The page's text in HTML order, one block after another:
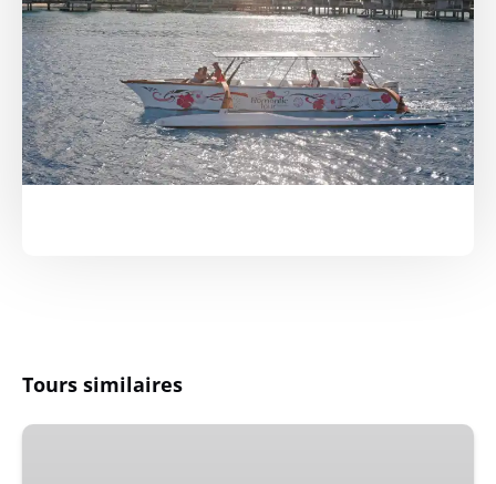
Tours similaires
Romantic